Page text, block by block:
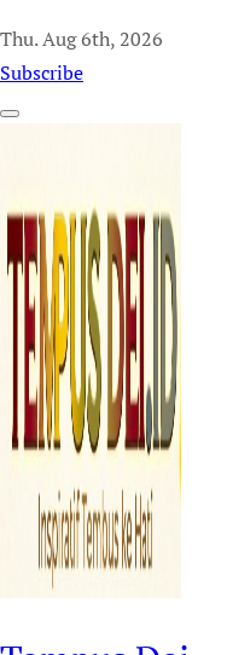
Thu. Aug 6th, 2026
Subscribe